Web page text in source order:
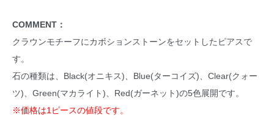
COMMENT：
クラウンモチーフにカボションストーンをセットしたピアスで
す。
石の種類は、Black(オニキス)、Blue(ターコイズ)、Clear(クォー
ツ)、Green(マカライト)、Red(ガーネット)の5色展開です。
※価格は1ピースの値段です。